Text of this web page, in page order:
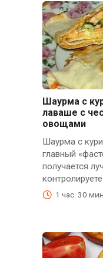
Шаурма с
лаваше с
овощами
Шаурма с
главный
получается
1 час. 30 мин.